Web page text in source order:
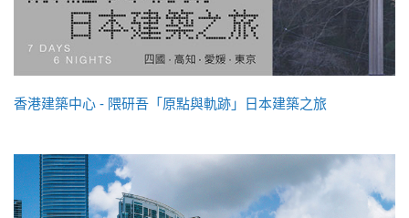
香港建築中心 - 隈研吾「原點與軌跡」日本建築之旅